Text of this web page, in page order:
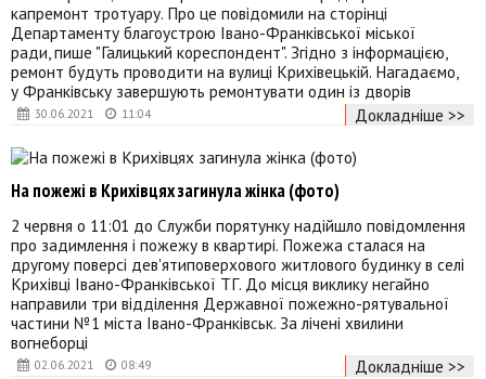
30.06.2021 11:04
капремонт тротуару. Про це повідомили на сторінці
Департаменту благоустрою Івано-Франківської міської
ради, пише "Галицький кореспондент". Згідно з інформацією,
ремонт будуть проводити на вулиці Крихівецькій. Нагадаємо,
у Франківську завершують ремонтувати один із дворів
Докладніше >>
02.06.2021 08:49
На пожежі в Крихівцях загинула жінка (фото)
2 червня о 11:01 до Служби порятунку надійшло повідомлення
про задимлення і пожежу в квартирі. Пожежа сталася на
другому поверсі дев'ятиповерхового житлового будинку в селі
Крихівці Івано-Франківської ТГ. До місця виклику негайно
направили три відділення Державної пожежно-рятувальної
частини №1 міста Івано-Франківськ. За лічені хвилини
вогнеборці
Докладніше >>